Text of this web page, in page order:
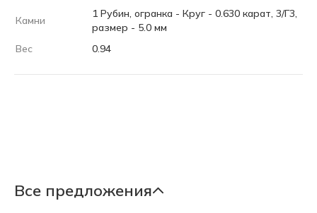
Камни
1 Рубин, огранка - Круг - 0.630 карат, 3/Г3,
размер - 5.0 мм
Вес
0.94
Все предложения